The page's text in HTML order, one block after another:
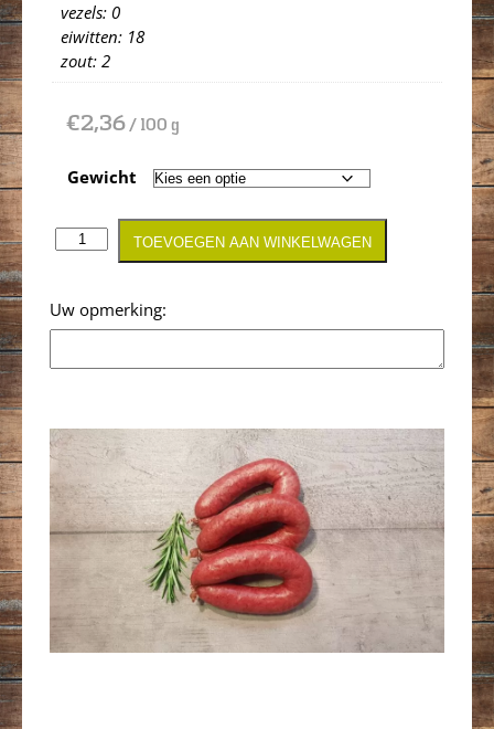
vezels: 0
eiwitten: 18
zout: 2
€2,36/ 100 g
Gewicht
Opmerking
TOEVOEGEN AAN WINKELWAGEN